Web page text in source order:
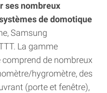
ses nombreux
de domotique
Samsung
La gamme
de nombreux
hygromètre, des
(porte et fenêtre),